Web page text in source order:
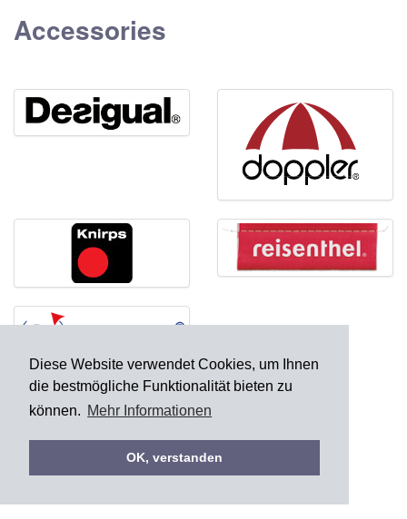
Diese Website verwendet Cookies, um Ihnen
die bestmögliche Funktionalität bieten zu
können. Mehr Informationen
OK, verstanden
Accessories